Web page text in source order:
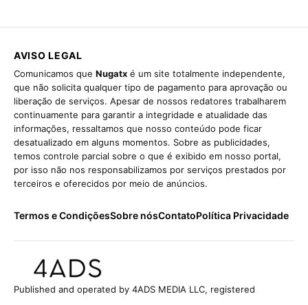
AVISO LEGAL
Comunicamos que Nugatx é um site totalmente independente,
que não solicita qualquer tipo de pagamento para aprovação ou
liberação de serviços. Apesar de nossos redatores trabalharem
continuamente para garantir a integridade e atualidade das
informações, ressaltamos que nosso conteúdo pode ficar
desatualizado em alguns momentos. Sobre as publicidades,
temos controle parcial sobre o que é exibido em nosso portal,
por isso não nos responsabilizamos por serviços prestados por
terceiros e oferecidos por meio de anúncios.
Termos e CondiçõesSobre nósContatoPolítica Privacidade
Published and operated by 4ADS MEDIA LLC, registered